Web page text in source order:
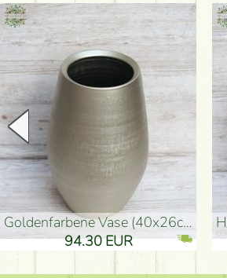
goldenfarbene Vase (40x26cm)
94.30 EUR